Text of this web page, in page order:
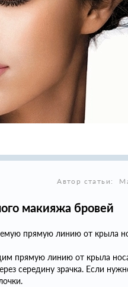
Автор статьи:
макияжа бровей
прямую линию от крыла
прямую линию от крыла
середину зрачка. Если